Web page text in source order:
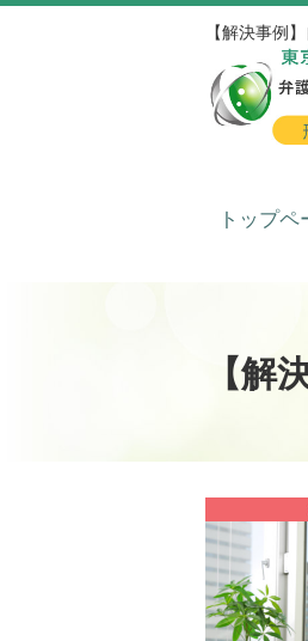
【解決事例
トップペ
【